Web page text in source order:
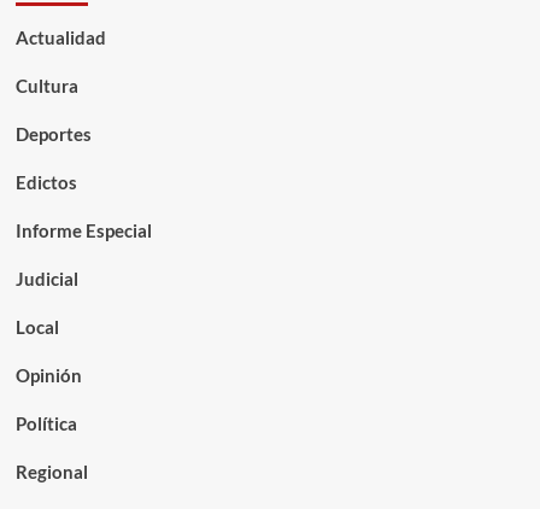
Actualidad
Cultura
Deportes
Edictos
Informe Especial
Judicial
Local
Opinión
Política
Regional